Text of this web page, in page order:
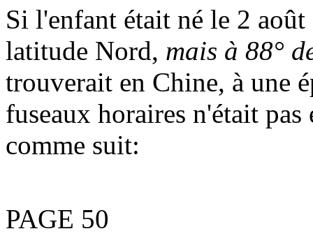
Si l'enfant était né le 2
latitude Nord, mais à 88°
trouverait en Chine, à une
fuseaux horaires n'était
comme suit:
PAGE 50